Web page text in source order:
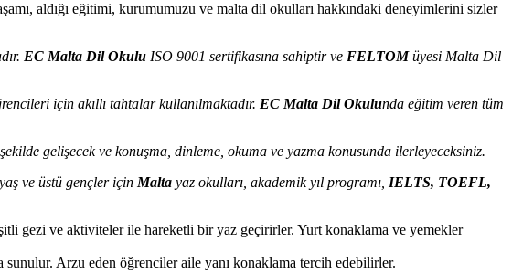
aldığı eğitimi, kurumumuzu ve malta dil okulları hakkındaki deneyimlerini sizler
EC Malta Dil Okulu ISO 9001 sertifikasına sahiptir ve FELTOMüyesi Malta Dil
için akıllı tahtalar kullanılmaktadır. EC Malta Dil Okulunda eğitim veren tüm
gelişecek ve konuşma, dinleme, okuma ve yazma konusunda ilerleyeceksiniz.
ve üstü gençler için Malta yaz okulları, akademik yıl programı, IELTS, TOEFL,
gezi ve aktiviteler ile hareketli bir yaz geçirirler. Yurt konaklama ve yemekler
Arzu eden öğrenciler aile yanı konaklama tercih edebilirler.